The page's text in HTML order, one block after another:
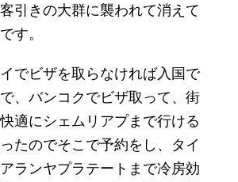
引きの大群に襲われて消えて
す。
でビザを取らなければ入国で
、バンコクでビザ取って、街
適にシェムリアプまで行ける
たのでそこで予約をし、タイ
ランヤプラテートまで冷房効